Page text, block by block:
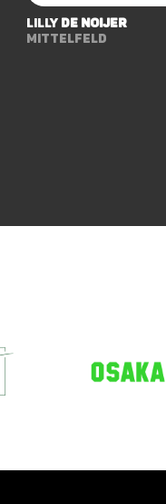
Lilly de Noijer
Mittelfeld